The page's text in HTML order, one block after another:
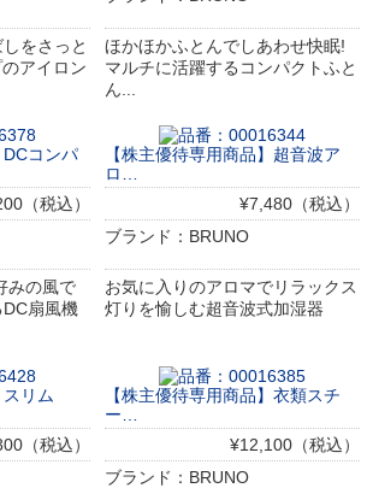
をさっと
アイロン
ほかほかふとんでしあわせ快眠!
マルチに活躍するコンパクトふと
ん...
DCコンパ
（税込）
みの風で
扇風機
【株主優待専用商品】超音波ア
ロ…
¥7,480（税込）
ブランド：BRUNO
お気に入りのアロマでリラックス
灯りを愉しむ超音波式加湿器
スリム
（税込）
【株主優待専用商品】衣類スチ
ー…
¥12,100（税込）
ブランド：BRUNO